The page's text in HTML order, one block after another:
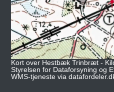
Kort over Hestbæk Trinbræt -
Styrelsen for Dataforsyning og
WMS-tjeneste via